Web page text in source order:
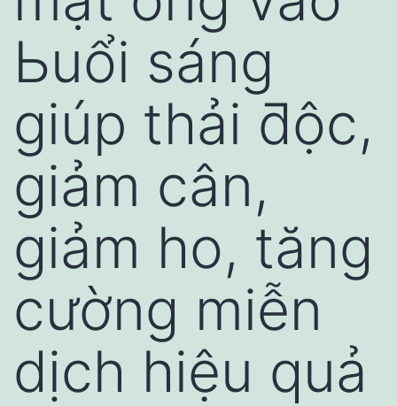
Ьuổi sáng
giúp thải ƌộc,
giảm cân,
giảm ho, tăng
cường miễn
dịch hiệu quả